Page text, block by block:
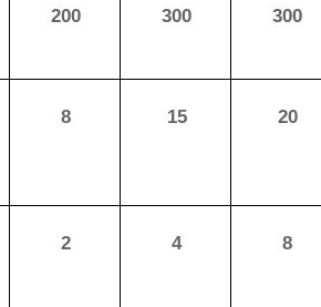
200 300 300
8 15 20
2 4 8